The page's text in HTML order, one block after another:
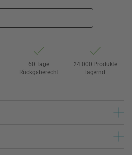
60 Tage
Rückgaberecht
24.000 Produkte
lagernd